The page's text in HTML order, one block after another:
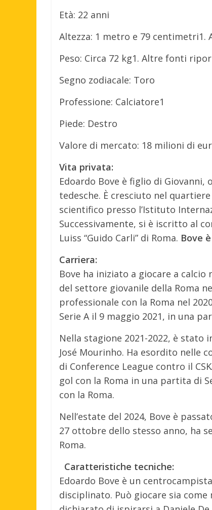
Età: 22 anni
Altezza: 1 metro e 79
Peso: Circa 72 kg1. Altre fonti
Segno zodiacale: Toro
Professione: Calciatore1
Piede: Destro
Valore di mercato: 18 milioni di
Vita privata:
Edoardo Bove è figlio di
tedesche. È cresciuto nel
scientifico presso l’Istituto
Successivamente, si è iscritto al
Luiss “Guido Carli” di Roma. Bove
Carriera:
Bove ha iniziato a giocare a
del settore giovanile della Roma
professionale con la Roma nel
Serie A il 9 maggio 2021, in una
Nella stagione 2021-2022, è stato
José Mourinho. Ha esordito nelle
di Conference League contro il
gol con la Roma in una partita di
con la Roma.
Nell’estate del 2024, Bove è
27 ottobre dello stesso anno, ha
Roma.
Caratteristiche tecniche:
Edoardo Bove è un
disciplinato. Può giocare sia